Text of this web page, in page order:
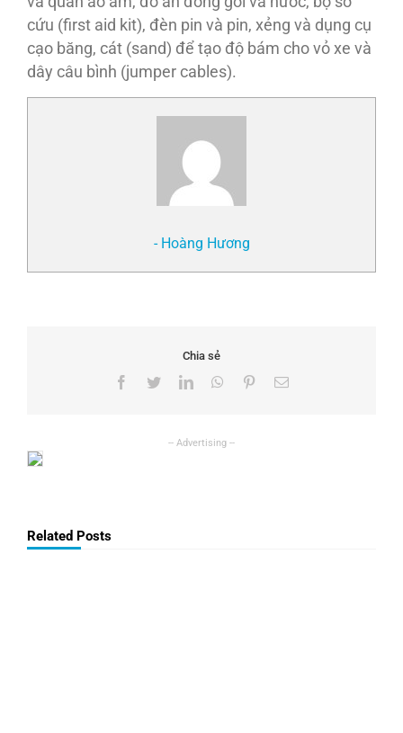
cứu (first aid kit), đèn pin và pin, xẻng và dụng cụ
cạo băng, cát (sand) để tạo độ bám cho vỏ xe và
dây câu bình (jumper cables).
- Hoàng Hương
Chia sẻ
Facebook
TwitterLinkedInWhatsApp
PinterestEmail
Related Posts